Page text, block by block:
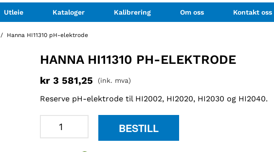
Utleie Kataloger Kalibrering Om oss Kontakt oss
/ Hanna HI11310 pH-elektrode
HANNA HI11310 PH-ELEKTRODE
kr 3 581,25 (ink. mva)
Reserve pH-elektrode til HI2002, HI2020, HI2030 og HI2040.
BESTILL